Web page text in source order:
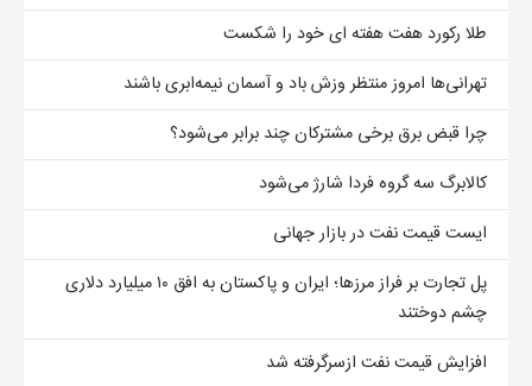
طلا رکورد هفت هفته ای خود را شکست
تهرانی‌ها امروز منتظر وزش باد و آسمان نیمه‌ابری باشند
چرا قبض برق برخی مشترکان چند برابر می‌شود؟
کالابرگ سه گروه فردا شارژ می‌شود
ایست قیمت نفت در بازار جهانی
پل تجارت بر فراز مرزها؛ ایران و پاکستان به افق ۱۰ میلیارد دلاری
چشم دوختند
افزایش قیمت نفت ازسرگرفته شد